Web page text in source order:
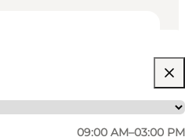
09:00 AM–03:00 PM